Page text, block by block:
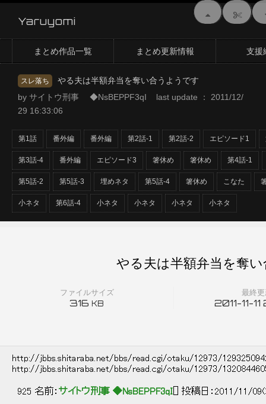
Yaruyomi
まとめ作品一覧 まとめ更新情報 支援
スレ落ち
やる夫は半額弁当を奪い合うようです
by サイトウ刑事 ◆NsBEPPF3qI last update ： 2011/12/
29 16:33:06
第1話 番外編 番外編 第2話-1 第2話-2 エピソード1
第3話-4 番外編 エピソード3 箸休め 箸休め 第4話-1
第5話-2 第5話-3 埋めネタ 第5話-4 箸休め こなた
小ネタ 第6話-4 小ネタ 小ネタ 小ネタ 小ネタ
ファイルサイズ
316 KB
最終
2011-11-
やる夫は半額弁当を奪
http://jbbs.shitaraba.net/bbs/read.cgi/otaku/12973/
http://jbbs.shitaraba.net/bbs/read.cgi/otaku/12973/
925 名前： サイトウ刑事 ◆NsBEPPF3qI [] 投稿日：2011/11/